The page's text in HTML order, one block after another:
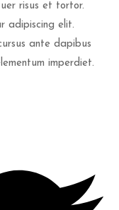
risus et tortor.
adipiscing elit.
ante dapibus
imperdiet.